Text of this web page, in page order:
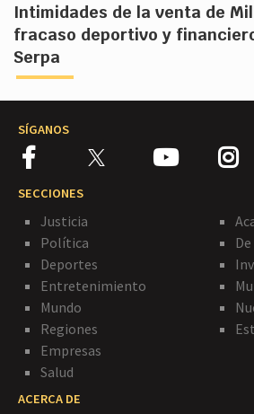
Intimidades de la venta de
fracaso deportivo y
Serpa
SÍGANOS
SECCIONES
Justicia
Política
Deportes
Entretenimiento
Mundo
Regiones
Empresas
Salud
ACERCA DE